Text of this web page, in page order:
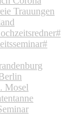
Trauungen
Mosel